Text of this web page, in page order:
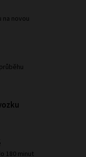
na novou
180 minut